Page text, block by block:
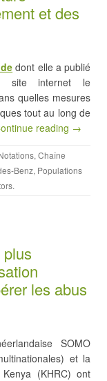
et des
dont elle a publié
site internet le
quelles mesures
tout au long de
reading →
, Chaîne
Benz, Populations
.
plus
les abus
SOMO
et la
(KHRC) ont